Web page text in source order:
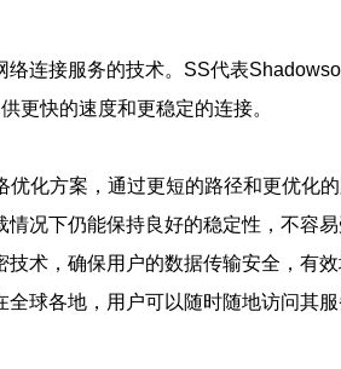
连接服务的技术。SS代表
更快的速度和更稳定的连接。
化方案，通过更短的路径和更优化
况下仍能保持良好的稳定性，不容易
术，确保用户的数据传输安全，有效
球各地，用户可以随时随地访问其服